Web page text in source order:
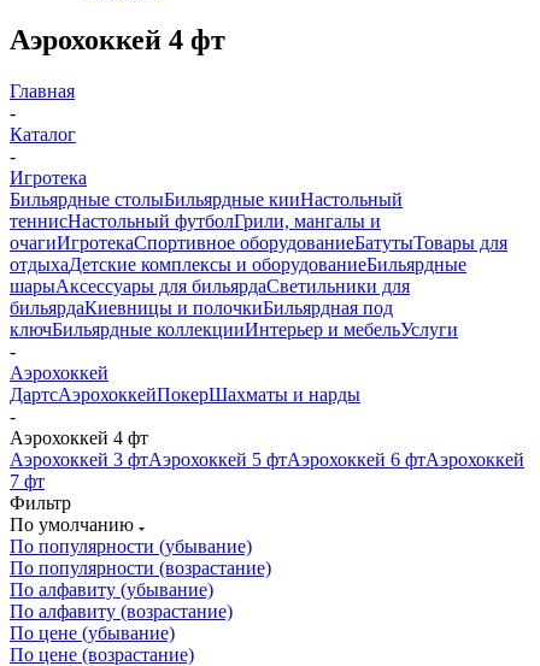
Аэрохоккей 4 фт
Главная
-
Каталог
-
Игротека
Бильярдные столыБильярдные кииНастольный
теннисНастольный футболГрили, мангалы и
очагиИгротекаСпортивное оборудованиеБатутыТовары для
отдыхаДетские комплексы и оборудованиеБильярдные
шарыАксессуары для бильярдаСветильники для
бильярдаКиевницы и полочкиБильярдная под
ключБильярдные коллекцииИнтерьер и мебельУслуги
-
Аэрохоккей
ДартсАэрохоккейПокерШахматы и нарды
-
Аэрохоккей 4 фт
Аэрохоккей 3 фтАэрохоккей 5 фтАэрохоккей 6 фтАэрохоккей
7 фт
Фильтр
По умолчанию
По популярности (убывание)
По популярности (возрастание)
По алфавиту (убывание)
По алфавиту (возрастание)
По цене (убывание)
По цене (возрастание)